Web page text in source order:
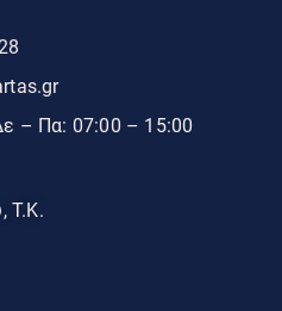
– Πα: 07:00 – 15:00
Τ.Κ.